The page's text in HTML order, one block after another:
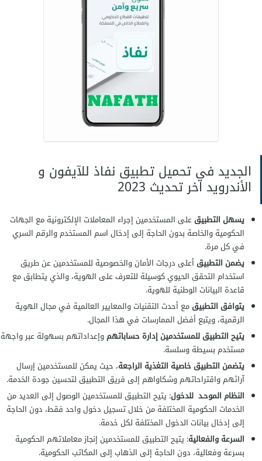
الجديد في تحميل تطبيق نفاذ للآيفون و
الأندرويد اخر تحديث 2023
يسهل التطبيق على المستخدمين إجراء المعاملات الإلكترونية مع الجهات
الحكومية والخاصة بدون الحاجة إلى إدخال اسم المستخدم والرقم السري
في كل مرة.
يضمن التطبيق أعلى درجات الأمان والخصوصية للمستخدمين عن طريق
استخدام التحقق الحيوي كوسيلة للتعرف على الهوية، والذي يتطابق مع
قاعدة البيانات الوطنية للهوية.
يتوافق التطبيقمع أحدث التقنيات والمعايير العالمية في مجال الهوية
الرقمية، ويتبع أفضل الممارسات في هذا المجال.
يتيح التطبيق للمستخدمين إدارة حساباتهموإعداداتهم بسهولة عبر واجهة
مستخدم بسيطة وسلسة.
يتضمن التطبيق خاصية التغذية الراجعة، حيث يمكن للمستخدمين إرسال
آرائهم واقتراحاتهم وشكاواهم إلى فريق التطبيق لتحسين جودة الخدمة.
النظام الموحـد للدخول: يتيح التطبيق للمستخدمين الوصول إلى العديد من
الخدمات الحكومية المختلفة من خلال تسجيل دخول واحد فقط، دون الحاجة
إلى إدخال بيانات الدخول المختلفة لكل خدمة.
السرعة والفعالية: يتيح التطبيق للمستخدمين إنجاز معاملاتهم الحكومية
بسرعة وفعالية، دون الحاجة إلى الذهاب إلى المكاتب الحكومية.